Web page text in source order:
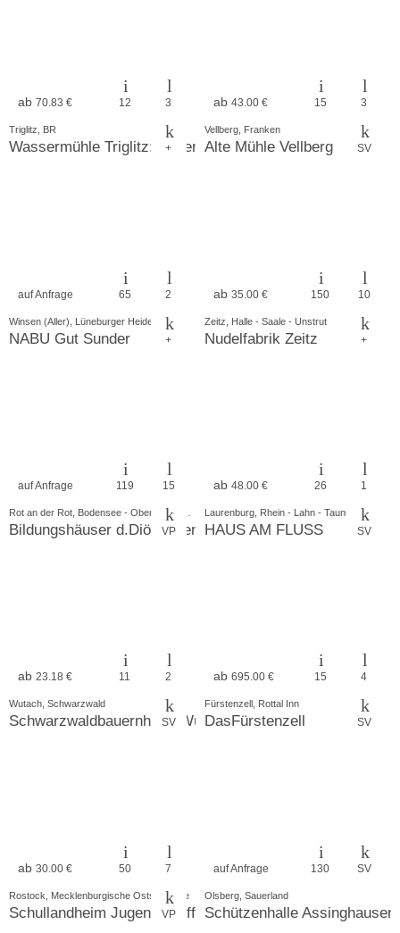
ab 70.83 € 12 3
+
Triglitz, BR
Wassermühle Triglitz: Ferien- u. Seminarhaus für Familien
ab 43.00 € 15 3
SV
Vellberg, Franken
Alte Mühle Vellberg
auf Anfrage 65 2
+
Winsen (Aller), Lüneburger Heide
NABU Gut Sunder
ab 35.00 € 150 10
+
Zeitz, Halle - Saale - Unstrut
Nudelfabrik Zeitz
auf Anfrage 119 15
VP
Bildungshäuser d.Diö.Rottenburg Stgt.
ab 48.00 € 26 1
SV
Laurenburg, Rhein - Lahn - Taunus
HAUS AM FLUSS
ab 23.18 € 11 2
SV
Wutach, Schwarzwald
Schwarzwaldbauernhaus Wutach
ab 695.00 € 15 4
SV
Fürstenzell, Rottal Inn
DasFürstenzell
ab 30.00 € 50 7
VP
Rostock, Mecklenburgische Ostseeküste
Schullandheim Jugendschiff Likedeeler e. V.
auf Anfrage 130 SV
Olsberg, Sauerland
Schützenhalle Assinghausen